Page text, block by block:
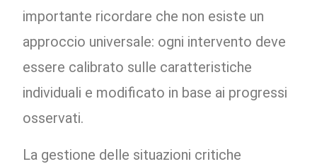
importante ricordare che non esiste un
approccio universale: ogni intervento deve
essere calibrato sulle caratteristiche
individuali e modificato in base ai progressi
osservati.
La gestione delle situazioni critiche